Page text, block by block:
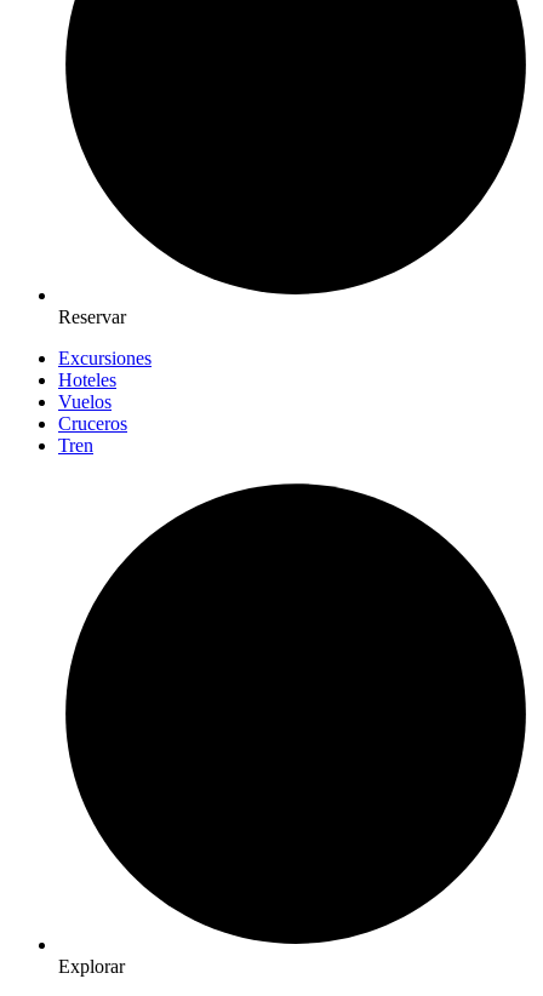
Reservar
Excursiones
Hoteles
Vuelos
Cruceros
Tren
Explorar